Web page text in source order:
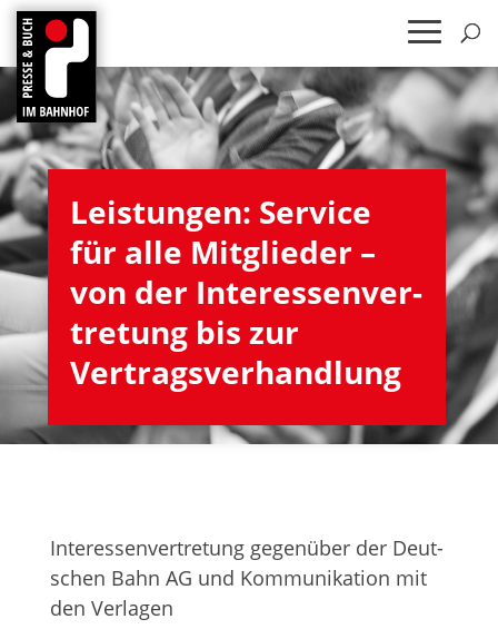
Leis­tun­gen: Ser­vice
für alle Mit­glie­der –
von der Inter­es­sen­ver­
tre­tung bis zur
Vertragsverhandlung
Inter­es­sen­ver­tre­tung gegen­über der Deut­
schen Bahn AG und Kom­mu­ni­ka­tion mit
den Verlagen